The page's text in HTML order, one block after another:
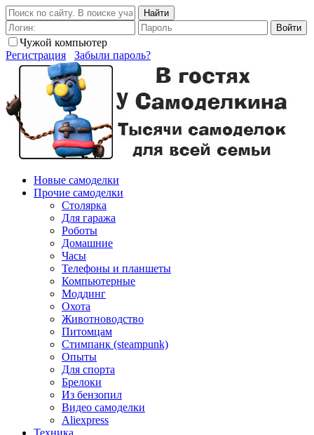
Найти
Войти
Чужой компьютер
Регистрация
Забыли пароль?
Новые самоделки
Прочие самоделки
Столярка
Для гаража
Роботы
Домашние
Часы
Телефоны и планшеты
Компьютерные
Моддинг
Охота
Животноводство
Питомцам
Стимпанк (steampunk)
Опыты
Для спорта
Брелоки
Из бензопил
Видео самоделки
Aliexpress
Техника